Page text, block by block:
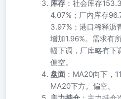
库存 ：社会库存
4.07%；厂内库存
3.97%；港口稀释沥
增加1.96%。需求有
幅下调，厂库略有下
偏空。
盘面 ：MA20向下，
MA20下方。偏空。